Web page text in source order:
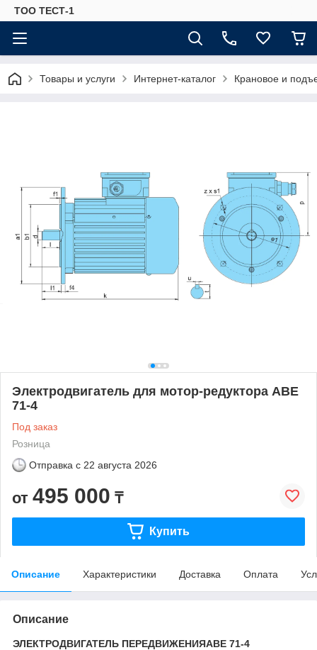
ТОО ТЕСТ-1
Товары и услуги Интернет-каталог Крановое и
Электродвигатель для мотор-редуктора АВЕ
71-4
Под заказ
Розница
Отправка с 22 августа 2026
от 495 000 ₸
Купить
Описание Характеристики Доставка Оплата
Описание
ЭЛЕКТРОДВИГАТЕЛЬ ПЕРЕДВИЖЕНИЯАВЕ 71-4